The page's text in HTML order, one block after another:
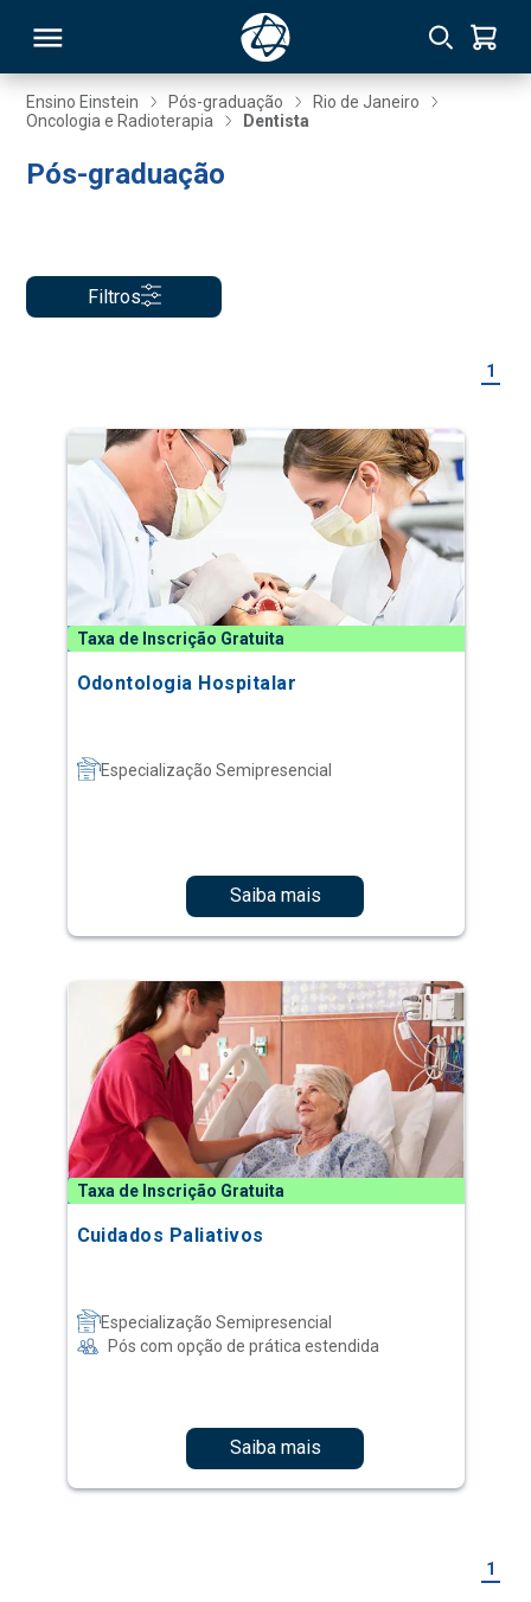
Ensino Einstein Pós-graduação
Rio de Janeiro
Oncologia e Radioterapia
Dentista
Pós-graduação
Filtros
1
Taxa de Inscrição Gratuita
Odontologia Hospitalar
Especialização Semipresencial
Saiba mais
Taxa de Inscrição Gratuita
Cuidados Paliativos
Especialização Semipresencial
Pós com opção de prática estendida
Saiba mais
1